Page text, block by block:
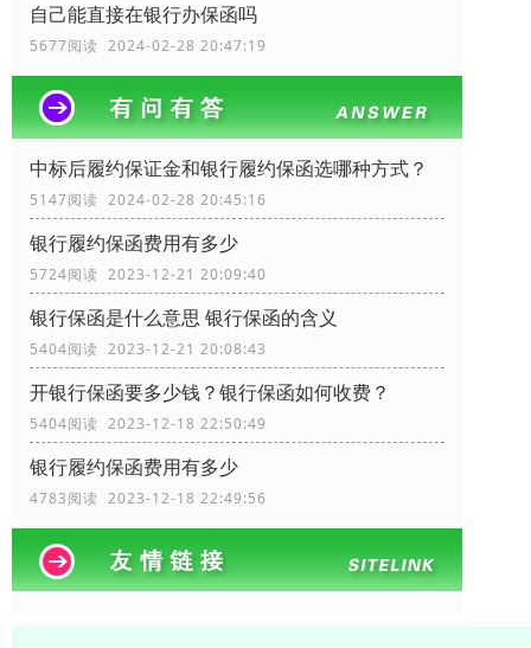
自己能直接在银行办保函吗
5677阅读 2024-02-28 20:47:19
中标后履约保证金和银行履约保函选哪种方式？
5147阅读 2024-02-28 20:45:16
银行履约保函费用有多少
5724阅读 2023-12-21 20:09:40
银行保函是什么意思 银行保函的含义
5404阅读 2023-12-21 20:08:43
开银行保函要多少钱？银行保函如何收费？
5404阅读 2023-12-18 22:50:49
银行履约保函费用有多少
4783阅读 2023-12-18 22:49:56